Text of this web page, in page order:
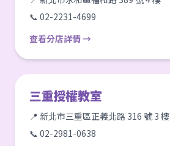
📞 02-2231-4699
查看分店詳情 →
三重授權教室
📍 新北市三重區正義北路 316 號 3 樓
📞 02-2981-0638